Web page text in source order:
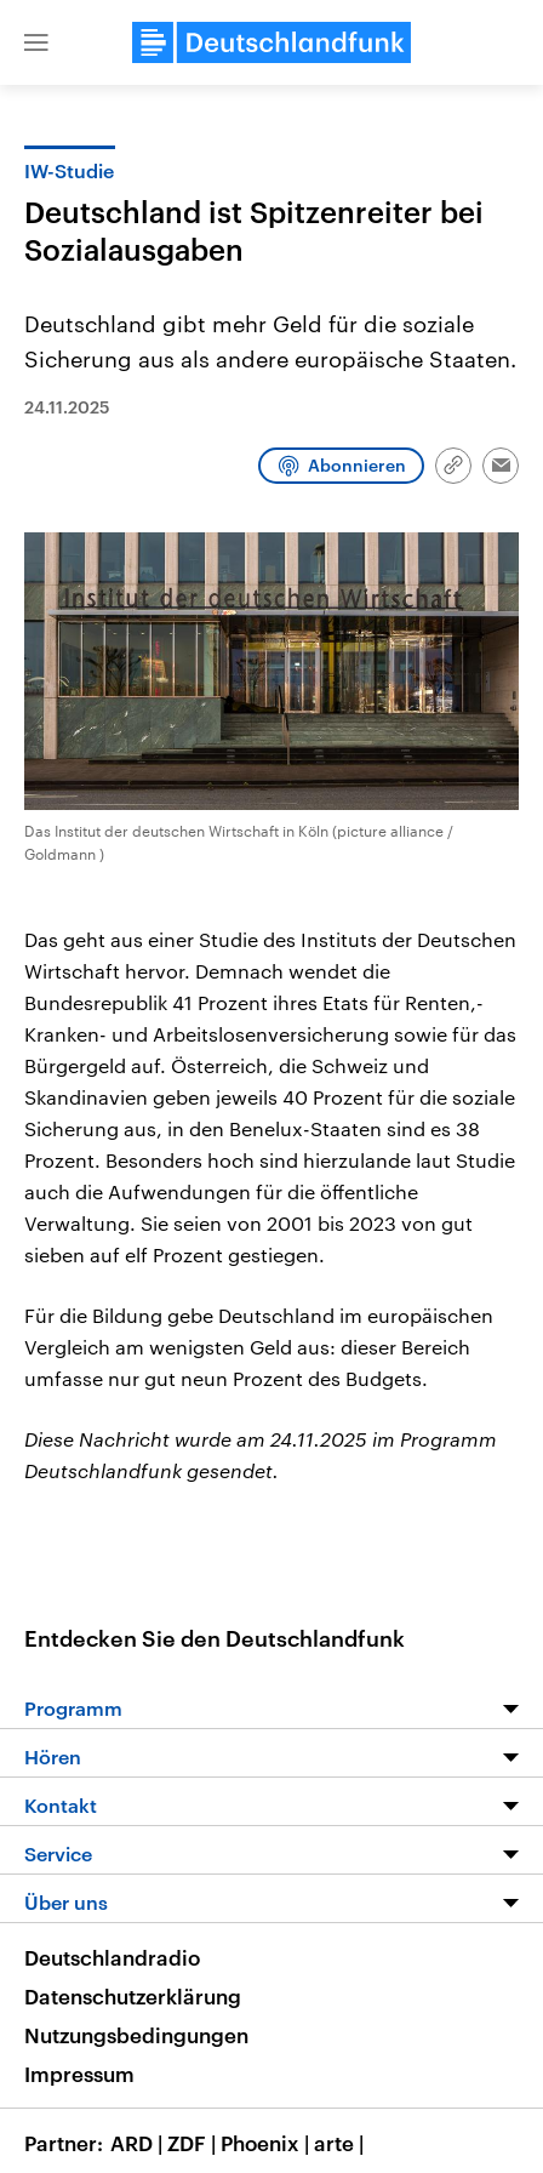
Close
Bundesland von einer Koalition aus
CDU, SPD und FDP regiert.-
Umfragen, Prognosen,
Wahlprogramme, aktuelle Berichte
und Hintergründe zu den Parteien
und Kandidaten der anstehenden
Wahl.
Hintergründe
Wirtschaftlich und
mit großem Einfluss auf
Sendungen Programm Podcasts
Audio-Archiv
IW-Studie
Deutschland ist Spitzenreiter bei
Sozialausgaben
Deutschland gibt mehr Geld für die soziale
Sicherung aus als andere europäische Staaten.
24.11.2025
Abonnieren
Link
Das Institut der deutschen Wirtschaft in Köln (picture alliance /
Goldmann )
Das geht aus einer Studie des Instituts der Deutschen
Wirtschaft hervor. Demnach wendet die
Bundesrepublik 41 Prozent ihres Etats für Renten,-
Kranken- und Arbeitslosenversicherung sowie für das
Bürgergeld auf. Österreich, die Schweiz und
Skandinavien geben jeweils 40 Prozent für die soziale
Sicherung aus, in den Benelux-Staaten sind es 38
Prozent. Besonders hoch sind hierzulande laut Studie
auch die Aufwendungen für die öffentliche
Verwaltung. Sie seien von 2001 bis 2023 von gut
sieben auf elf Prozent gestiegen.
Für die Bildung gebe Deutschland im europäischen
Vergleich am wenigsten Geld aus: dieser Bereich
umfasse nur gut neun Prozent des Budgets.
Diese Nachricht wurde am 24.11.2025 im Programm
Deutschlandfunk gesendet.
Entdecken Sie den Deutschlandfunk
Programm
Programm
Die Nachrichten
Nachrichtenleicht
Neue Beiträge auf dlf.de
Hören
Livestream
Podcasts
Deutschlandfunk App
Nachrichten App
Frequenzen
Kontakt
Hörerservice
Service
FAQ
Veranstaltungen
Musikliste
RSS
Über uns
Barrierefreiheit
Deutschlandradio
Datenschutzerklärung
Nutzungsbedingungen
Impressum
Partner ARD | ZDF | Phoenix | arte |